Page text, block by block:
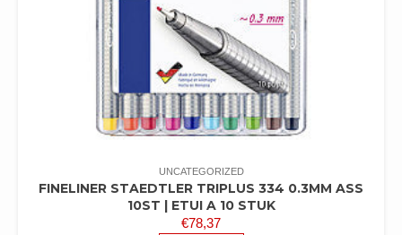
UNCATEGORIZED
FINELINER STAEDTLER TRIPLUS 334 0.3MM ASS
10ST | ETUI A 10 STUK
€78,37